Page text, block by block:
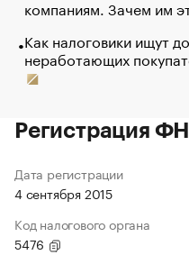
компаниям. Зачем им
Как налоговики ищут
неработающих
Регистрация
Дата регистрации
4 сентября 2015
Код налогового органа
5476